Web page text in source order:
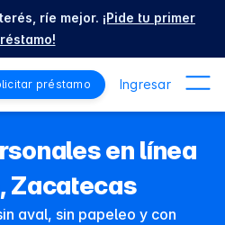
ríe mejor. ¡Pide tu primer
préstamo Ingresar
en línea
Zacatecas
aval, sin papeleo y con